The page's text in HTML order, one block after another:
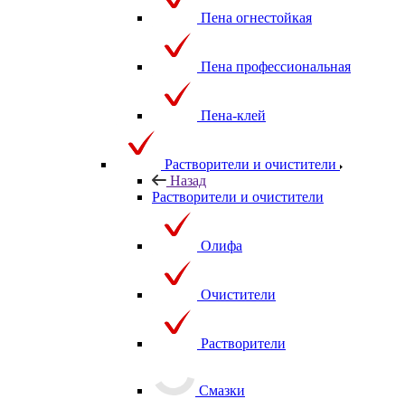
Пена огнестойкая
Пена профессиональная
Пена-клей
Растворители и очистители
Назад
Растворители и очистители
Олифа
Очистители
Растворители
Смазки